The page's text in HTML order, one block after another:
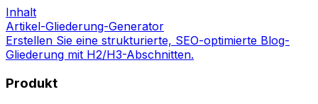
Inhalt
Artikel-Gliederung-Generator
Erstellen Sie eine strukturierte, SEO-optimierte Blog-
Gliederung mit H2/H3-Abschnitten.
Produkt